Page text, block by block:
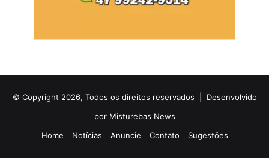
© Copyright 2026, Todos os direitos reservados | Desenvolvido
por Misturebas News
Home
Notícias Anuncie Contato Sugestões